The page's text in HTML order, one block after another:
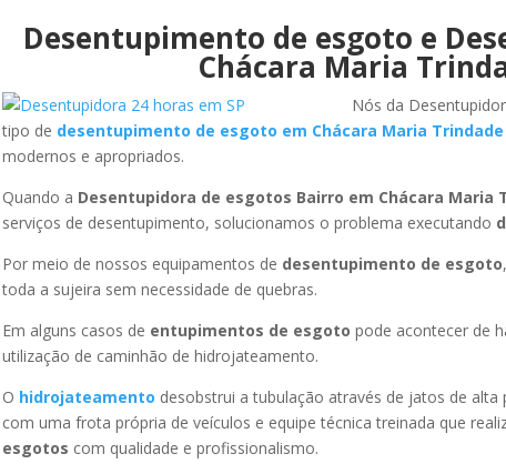
Desentupimento de esgoto e
Chácara Maria
Nós da
tipo de desentupimento de esgoto em Chácara Maria Trindade
modernos e apropriados.
Quando a Desentupidora de esgotos Bairro em Chácara Maria
serviços de desentupimento, solucionamos o problema executando
Por meio de nossos equipamentos de desentupimento de esgoto
toda a sujeira sem necessidade de quebras.
Em alguns casos de entupimentos de esgoto pode acontecer de
utilização de caminhão de hidrojateamento.
O hidrojateamento desobstrui a tubulação através de jatos de
com uma frota própria de veículos e equipe técnica treinada que
esgotos com qualidade e profissionalismo.